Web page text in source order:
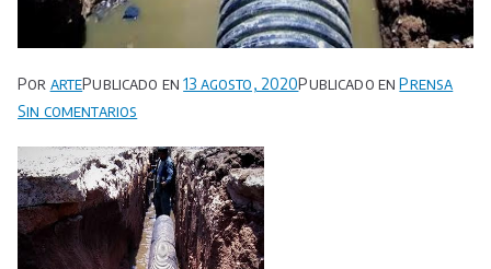
Por artePublicado en13 agosto, 2020Publicado enPrensa
Sin comentarios
Interapas
Línea
de
drenaje